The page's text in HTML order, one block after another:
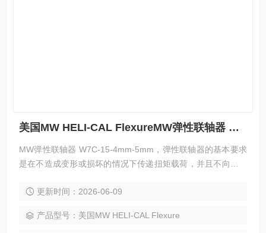
美国MW HELI-CAL FlexureMW弹性联轴器 W7C-15-4mm-5mm
MW弹性联轴器 W7C-15-4mm-5mm，弹性联轴器的基本要求
是在不造成变形或损坏的情况下传递扭矩载荷，并且不向驱动
错位和设计标准、材料规格和服务系数确定 HELI-CAL Flexur
更新时间：2026-06-09
产品型号：美国MW HELI-CAL Flexure